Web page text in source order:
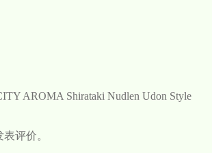
AROMA Shirataki Nudlen Udon Style
评价。